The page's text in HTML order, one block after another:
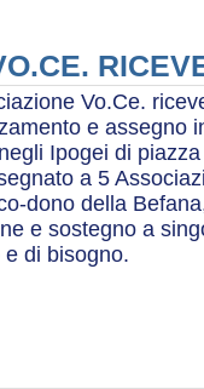
Vo.Ce.
e assegno
Ipogei di
a 5
dono della
e sostegno a
e di bisogno.